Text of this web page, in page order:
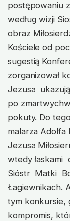
postępowaniu
według wizji
obraz
Kościele od
sugestią
zorganizował
Jezusa
po
pokuty. Do
malarza Adolfa
Jezusa
wtedy
Sióstr Matki
Łagiewnikach.
tym konkursie,
kompromis,